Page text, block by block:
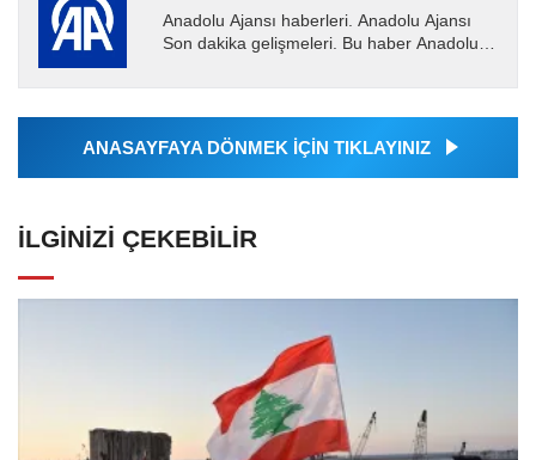
Anadolu Ajansı haberleri. Anadolu Ajansı
Son dakika gelişmeleri. Bu haber Anadolu
Ajansı tarafından...
ANASAYFAYA DÖNMEK İÇİN TIKLAYINIZ
İLGINIZI ÇEKEBILIR